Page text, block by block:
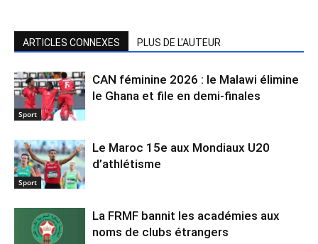
ARTICLES CONNEXES PLUS DE L'AUTEUR
Sport
CAN féminine 2026 : le Malawi élimine
le Ghana et file en demi-finales
Sport
Le Maroc 15e aux Mondiaux U20
d’athlétisme
La FRMF bannit les académies aux
noms de clubs étrangers